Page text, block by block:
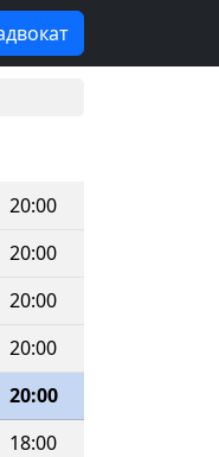
20:00
20:00
20:00
20:00
20:00
18:00